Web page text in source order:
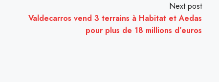
Next post
Valdecarros vend 3 terrains à Habitat et Aedas
pour plus de 18 millions d’euros